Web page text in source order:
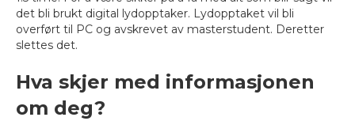
det bli brukt digital lydopptaker. Lydopptaket vil bli
overført til PC og avskrevet av masterstudent. Deretter
slettes det.
Hva skjer med informasjonen
om deg?